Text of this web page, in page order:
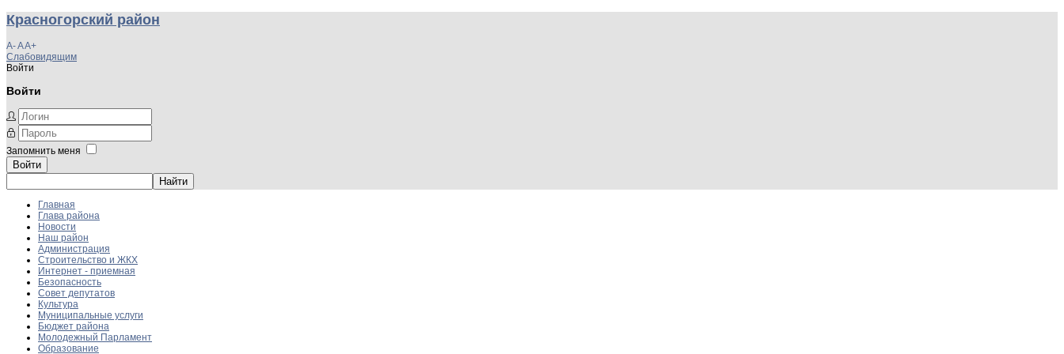
Красногорский район
A-AA+
Слабовидящим
Войти
Войти
Запомнить меня
Войти
Главная
Глава района
Новости
Наш район
Администрация
Строительство и ЖКХ
Интернет - приемная
Безопасность
Совет депутатов
Культура
Муниципальные услуги
Бюджет района
Молодежный Парламент
Образование